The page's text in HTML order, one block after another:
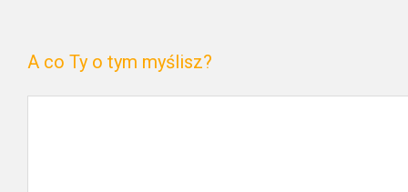
A co Ty o tym myślisz?